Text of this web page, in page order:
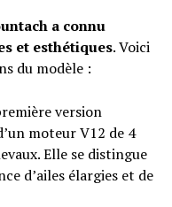
a connu
et esthétiques. Voici
du modèle :
version
moteur V12 de 4
Elle se distingue
d’ailes élargies et de